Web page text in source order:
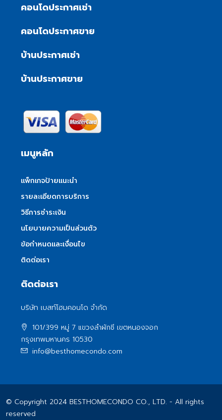
คอนโดประกาศเช่า
คอนโดประกาศขาย
บ้านประกาศเช่า
บ้านประกาศขาย
เมนูหลัก
แพ็กเกจป้ายแนะนำ
รายละเอียดการบริการ
วิธีการชำระเงิน
นโยบายความเป็นส่วนตัว
ข้อกำหนดและเงื่อนไข
ติดต่อเรา
ติดต่อเรา
บริษัท เบสท์โฮมคอนโด จำกัด
101/399 หมู่ 7 แขวงลําผักชี เขตหนองจอก
กรุงเทพมหานคร 10530
info@besthomecondo.com
© Copyright 2024 BESTHOMECONDO CO., LTD. - All rights
reserved